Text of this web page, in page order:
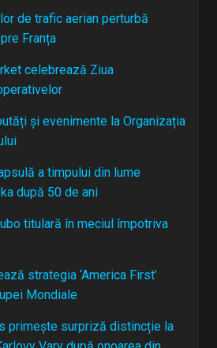
de trafic aerian perturbă
Franța
celebrează Ziua
și evenimente la Organizația
a timpului din lume
după 50 de ani
titulară în meciul împotriva
strategia ‘America First’
Mondiale
primește surpriză distincție la